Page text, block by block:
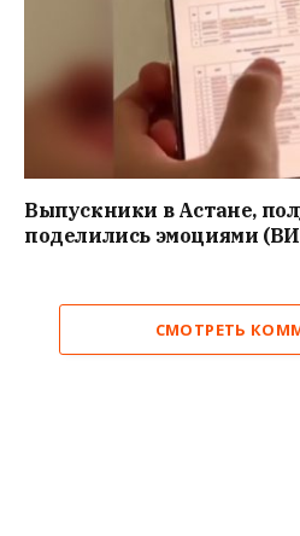
Выпускники в Астане,
поделились эмоциями
СМОТРЕТЬ